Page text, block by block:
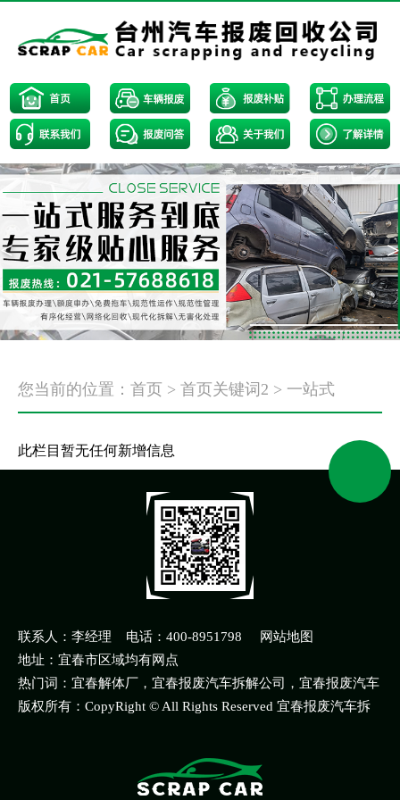
< >
您当前的位置： 首页 > 首页关键词2 > 一站式
此栏目暂无任何新增信息
联系人：李经理 电话：400-8951798
网站地图
地址：宜春市区域均有网点
热门词：宜春解体厂，宜春报废汽车拆解公司，宜春报废汽车
拆解公司电话多少
版权所有：CopyRight © All Rights Reserved 宜春报废汽车拆